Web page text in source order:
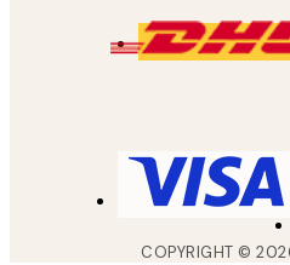
COPYRIGHT ©